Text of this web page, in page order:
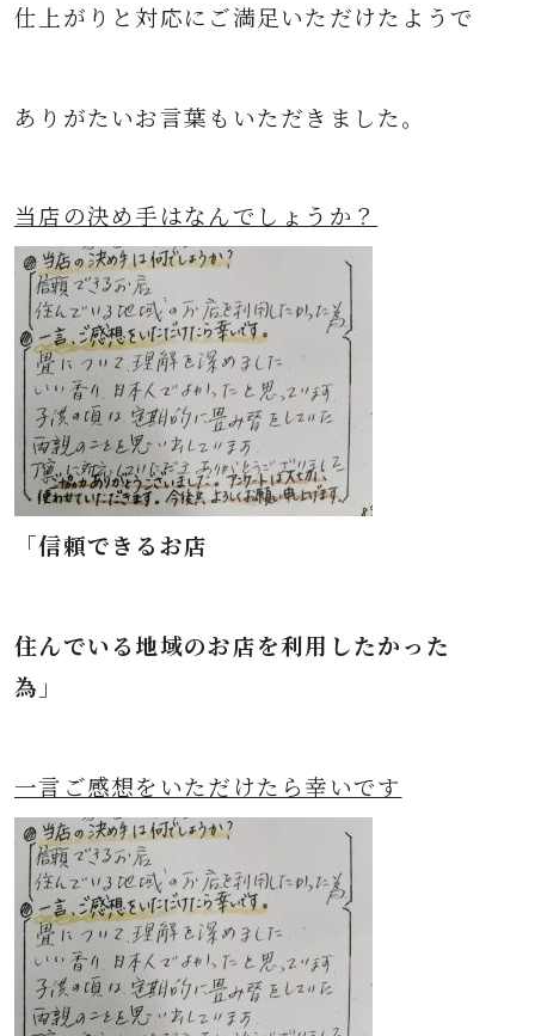
仕上がりと対応にご満足いただけたようで
ありがたいお言葉もいただきました。
当店の決め手はなんでしょうか？
「信頼できるお店
住んでいる地域のお店を利用したかった
為」
一言ご感想をいただけたら幸いです